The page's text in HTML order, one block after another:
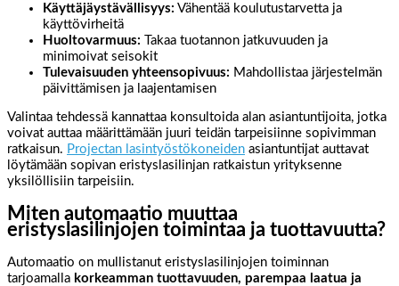
Käyttäjäystävällisyys: Vähentää koulutustarvetta ja
käyttövirheitä
Huoltovarmuus: Takaa tuotannon jatkuvuuden ja
minimoivat seisokit
Tulevaisuuden yhteensopivuus: Mahdollistaa järjestelmän
päivittämisen ja laajentamisen
Valintaa tehdessä kannattaa konsultoida alan asiantuntijoita, jotka
voivat auttaa määrittämään juuri teidän tarpeisiinne sopivimman
ratkaisun. Projectan lasintyöstökoneiden asiantuntijat auttavat
löytämään sopivan eristyslasilinjan ratkaistun yrityksenne
yksilöllisiin tarpeisiin.
Miten automaatio muuttaa
eristyslasilinjojen toimintaa ja tuottavuutta?
Automaatio on mullistanut eristyslasilinjojen toiminnan
tarjoamalla korkeamman tuottavuuden, parempaa laatua ja